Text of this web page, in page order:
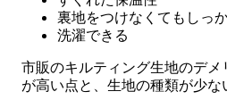
裏地をつけなくてもしっ
洗濯できる
市販のキルティング生地のデ
が高い点と、生地の種類が少な